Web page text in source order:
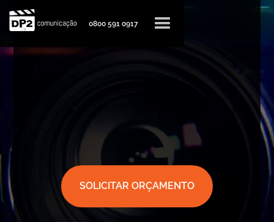
0800 591 0917
SOLICITAR ORÇAMENTO